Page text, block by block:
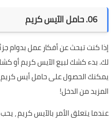
06. حامل الآيس كريم
إذا كنت تبحث عن أفكار عمل بدوام
لك. بدء كشك لبيع الآيس كريم أو
يمكنك الحصول على حامل أيس كريم
المزيد من الدخل!
عندما يتعلق الأمر بالآيس كريم ،